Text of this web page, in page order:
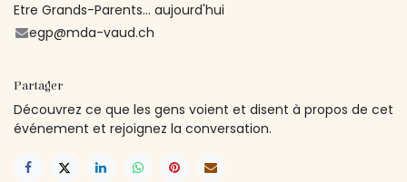
Etre Grands-Parents... aujourd'hui
egp@mda-vaud.ch
Partager
Découvrez ce que les gens voient et disent à propos de cet
événement et rejoignez la conversation.